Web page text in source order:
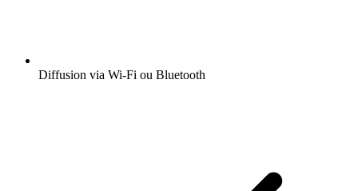
Diffusion via Wi-Fi ou Bluetooth